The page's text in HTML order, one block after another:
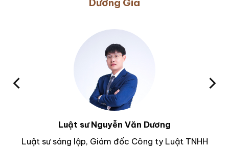
Dương Gia
Luật sư Nguyễn Văn Dương
Luật sư sáng lập, Giám đốc Công ty Luật TNHH